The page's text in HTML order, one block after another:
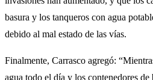
basura y los tanqueros con agua
debido al mal estado de las vías.
Finalmente, Carrasco agregó:
agua todo el día y los contenedores